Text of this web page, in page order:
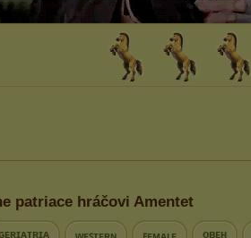
patriace hráčovi Amentet
ᴏʙᴇʜ